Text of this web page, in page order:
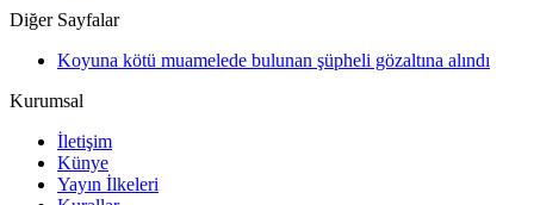
Diğer Sayfalar
Koyuna kötü muamelede bulunan şüpheli gözaltına alındı
Kurumsal
İletişim
Künye
Yayın İlkeleri